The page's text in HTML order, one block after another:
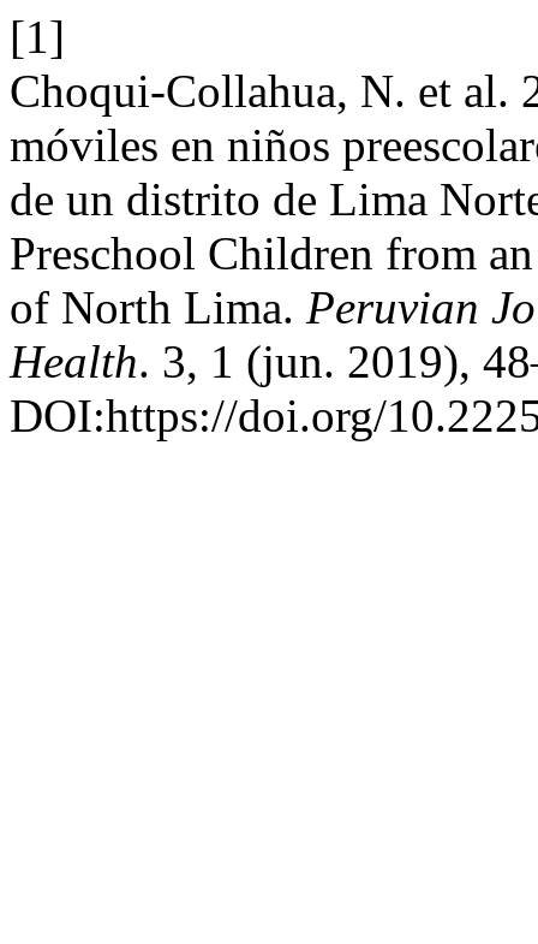
[1]
Choqui-Collahua, N. et al.
móviles en niños
de un distrito de Lima
Preschool Children from
of North Lima. Peruvian
Health. 3, 1 (jun. 2019),
DOI:https://doi.org/